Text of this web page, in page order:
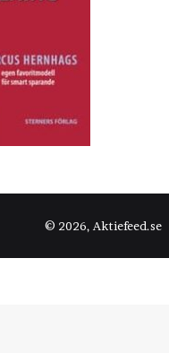
© 2026, Aktiefeed.se